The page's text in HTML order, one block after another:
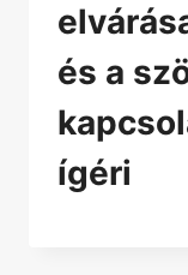
és a
ígéri